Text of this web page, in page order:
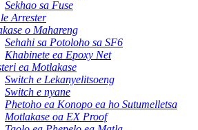
Sekhao sa Fuse
Arrester
o Mahareng
Sehahi sa Potoloho sa SF6
Khabinete ea Epoxy Net
ea Motlakase
Switch e Lekanyelitsoeng
Switch e nyane
Phetoho ea Konopo ea ho Sutumelletsa
Motlakase oa EX Proof